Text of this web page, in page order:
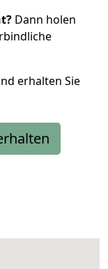
Dann holen
erhalten Sie